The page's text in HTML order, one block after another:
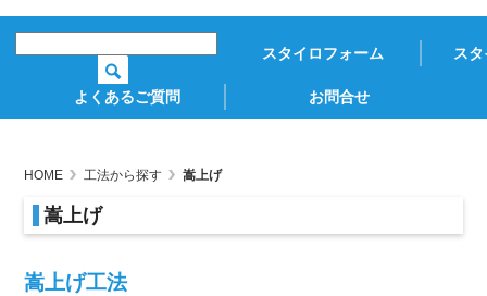
スタイロフォーム ス
よくあるご質問 お問合せ
HOME 工法から探す 嵩上げ
嵩上げ
嵩上げ工法